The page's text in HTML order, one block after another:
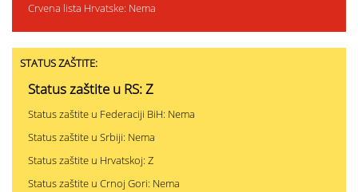
Crvena lista Hrvatske: Nema
STATUS ZAŠTITE:
Status zaštite u RS: Z
Status zaštite u Federaciji BiH: Nema
Status zaštite u Srbiji: Nema
Status zaštite u Hrvatskoj: Z
Status zaštite u Crnoj Gori: Nema